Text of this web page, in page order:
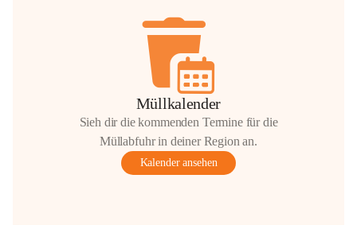
Müllkalender
Sieh dir die kommenden Termine für die
Müllabfuhr in deiner Region an.
Kalender ansehen